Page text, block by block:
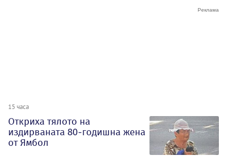
15 часа
Откриха тялото на
издирваната 80-годишна жена
от Ямбол